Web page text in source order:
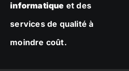
informatique et des
services de qualité à
moindre coût.